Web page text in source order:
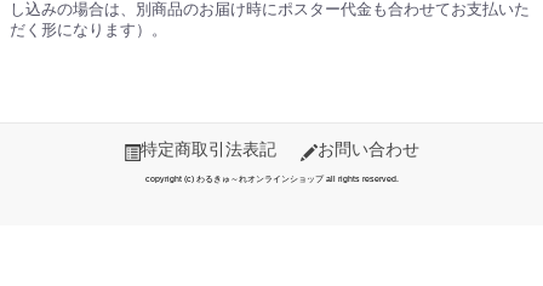
し込みの場合は、別商品のお届け時にポスター代金も合わせてお支払いた
だく形になります）。
特定商取引法表記 お問い合わせ
copyright (c) わるきゅ～れオンラインショップ all rights reserved.